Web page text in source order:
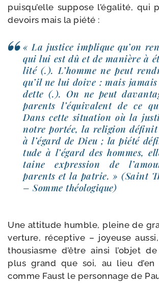
puis­qu’elle sup­pose l’é­ga­li­té, qui
devoirs mais la piété :
« La jus­tice implique qu’on
qui lui est dû et de manière à
li­té (.). L’homme ne peut
qu’il ne lui doive : mais jamais
dette (.). On ne peut
parents l’é­qui­valent de ce
Dans cette situa­tion où la
notre por­tée, la reli­gion
à l’é­gard de Dieu ; la pié­té
tude à l’é­gard des hommes,
taine expres­sion de
parents et la patrie. » (Saint
– Somme théologique)
Une atti­tude humble, pleine de
ver­ture, récep­tive – joyeuse
thou­siasme d’être ain­si l’ob­jet
plus grand que soi, au lieu d’en
comme Faust le per­son­nage de